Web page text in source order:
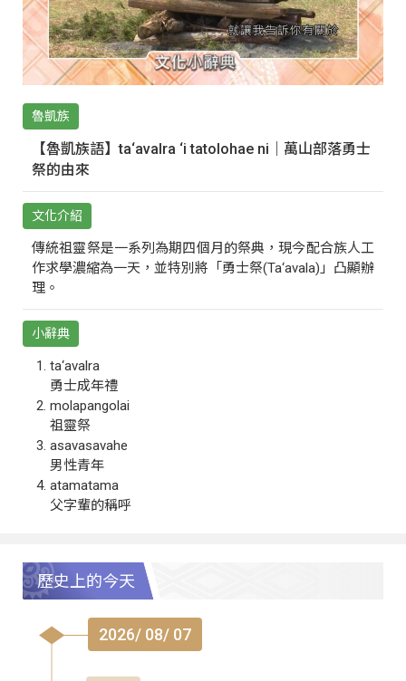
魯凱族
【魯凱族語】ta‘avalra ‘i tatolohae ni｜萬山部落勇士
祭的由來
文化介紹
傳統祖靈祭是一系列為期四個月的祭典，現今配合族人工
作求學濃縮為一天，並特別將「勇士祭(Ta‘avala)」凸顯辦
理。
小辭典
ta‘avalra
勇士成年禮
molapangolai
祖靈祭
asavasavahe
男性青年
atamatama
父字輩的稱呼
歷史上的今天
2026/ 08/ 07